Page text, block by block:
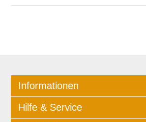
Informationen
Hilfe & Service